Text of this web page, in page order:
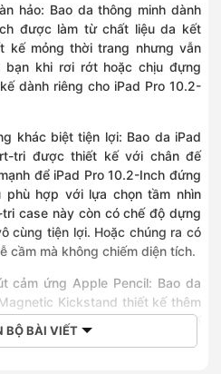
hảo: Bao da thông minh dành
được làm từ chất liệu da kết
kế mỏng thời trang nhưng vẫn
khi rơi rớt hoặc chịu đựng
dành riêng cho iPad Pro 10.2-
khác biệt tiện lợi: Bao da iPad
tri được thiết kế với chân đế
để iPad Pro 10.2-Inch đứng
hợp với lựa chọn tầm nhìn
case này còn có chế độ dựng
cùng tiện lợi. Hoặc chúng ra có
cầm mà không chiếm diện tích.
cảm ứng Apple Pencil: Bao da
Kickstand thiết kế thêm
không dây cho Apple Pencil thế
tối ưu cho người dùng.
BỘ BÀI VIẾT